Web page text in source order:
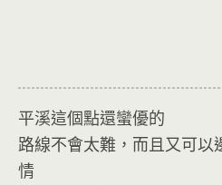
平溪這個點還蠻優的
路線不會太難，而且又可以
情